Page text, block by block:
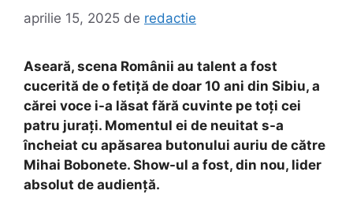
aprilie 15, 2025 de redactie
Aseară, scena Românii au talent a fost
cucerită de o fetiță de doar 10 ani din Sibiu, a
cărei voce i-a lăsat fără cuvinte pe toți cei
patru jurați. Momentul ei de neuitat s-a
încheiat cu apăsarea butonului auriu de către
Mihai Bobonete. Show-ul a fost, din nou, lider
absolut de audiență.